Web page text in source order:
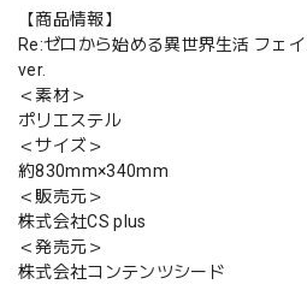
【商品情報】
Re:ゼロから始める異世界生活 フェ
ver.
＜素材＞
ポリエステル
＜サイズ＞
約830mm×340mm
＜販売元＞
株式会社CS plus
＜発売元＞
株式会社コンテンツシード